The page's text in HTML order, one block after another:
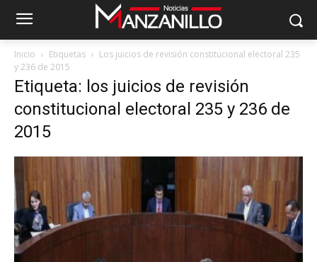
Inicio Etiquetas
Los juicios de revisión constitucional electoral 235
y 236 de 2015
Etiqueta: los juicios de revisión
constitucional electoral 235 y 236 de
2015